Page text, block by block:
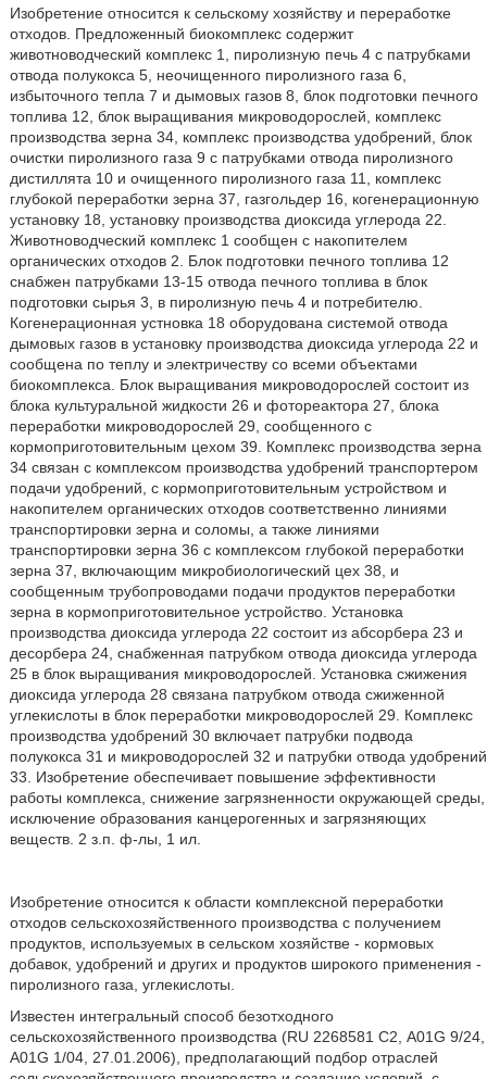
Изобретение относится к сельскому хозяйству и переработке
отходов. Предложенный биокомплекс содержит
животноводческий комплекс 1, пиролизную печь 4 с патрубками
отвода полукокса 5, неочищенного пиролизного газа 6,
избыточного тепла 7 и дымовых газов 8, блок подготовки печного
топлива 12, блок выращивания микроводорослей, комплекс
производства зерна 34, комплекс производства удобрений, блок
очистки пиролизного газа 9 с патрубками отвода пиролизного
дистиллята 10 и очищенного пиролизного газа 11, комплекс
глубокой переработки зерна 37, газгольдер 16, когенерационную
установку 18, установку производства диоксида углерода 22.
Животноводческий комплекс 1 сообщен с накопителем
органических отходов 2. Блок подготовки печного топлива 12
снабжен патрубками 13-15 отвода печного топлива в блок
подготовки сырья 3, в пиролизную печь 4 и потребителю.
Когенерационная устновка 18 оборудована системой отвода
дымовых газов в установку производства диоксида углерода 22 и
сообщена по теплу и электричеству со всеми объектами
биокомплекса. Блок выращивания микроводорослей состоит из
блока культуральной жидкости 26 и фотореактора 27, блока
переработки микроводорослей 29, сообщенного с
кормоприготовительным цехом 39. Комплекс производства зерна
34 связан с комплексом производства удобрений транспортером
подачи удобрений, с кормоприготовительным устройством и
накопителем органических отходов соответственно линиями
транспортировки зерна и соломы, а также линиями
транспортировки зерна 36 с комплексом глубокой переработки
зерна 37, включающим микробиологический цех 38, и
сообщенным трубопроводами подачи продуктов переработки
зерна в кормоприготовительное устройство. Установка
производства диоксида углерода 22 состоит из абсорбера 23 и
десорбера 24, снабженная патрубком отвода диоксида углерода
25 в блок выращивания микроводорослей. Установка сжижения
диоксида углерода 28 связана патрубком отвода сжиженной
углекислоты в блок переработки микроводорослей 29. Комплекс
производства удобрений 30 включает патрубки подвода
полукокса 31 и микроводорослей 32 и патрубки отвода удобрений
33. Изобретение обеспечивает повышение эффективности
работы комплекса, снижение загрязненности окружающей среды,
исключение образования канцерогенных и загрязняющих
веществ. 2 з.п. ф-лы, 1 ил.
Изобретение относится к области комплексной переработки
отходов сельскохозяйственного производства с получением
продуктов, используемых в сельском хозяйстве - кормовых
добавок, удобрений и других и продуктов широкого применения -
пиролизного газа, углекислоты.
Известен интегральный способ безотходного
сельскохозяйственного производства (RU 2268581 С2, A01G 9/24,
A01G 1/04, 27.01.2006), предполагающий подбор отраслей